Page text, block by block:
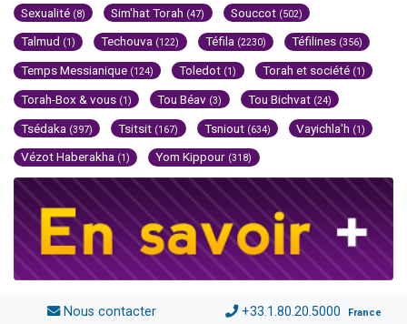
Sexualité (8) Sim'hat Torah (47) Souccot (502)
Talmud (1) Techouva (122) Téfila (2230) Téfilines (356)
Temps Messianique (124) Toledot (1) Torah et société (1)
Torah-Box & vous (1) Tou Béav (3) Tou Bichvat (24)
Tsédaka (397) Tsitsit (167) Tsniout (634) Vayichla'h (1)
Vézot Haberakha (1) Yom Kippour (318)
Nous contacter +33.1.80.20.5000 France